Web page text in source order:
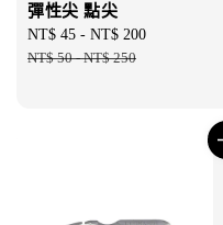
彈性尖 點尖
Sale
price
NT$ 45 - NT$ 200
NT$ 50-NT$ 250